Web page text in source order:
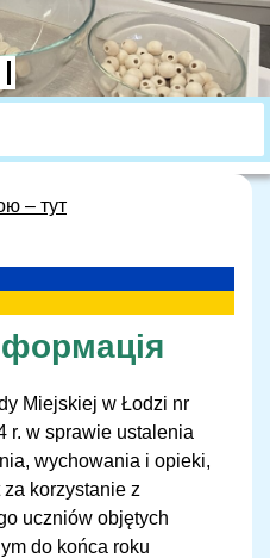
– тут
Miejskiej w Łodzi nr
r. w sprawie ustalenia
wychowania i opieki,
korzystanie z
uczniów objętych
do końca roku